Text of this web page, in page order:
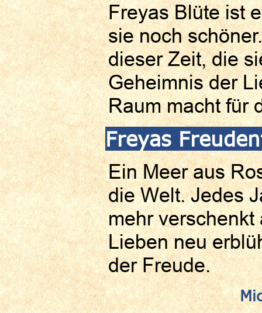
Freyas Blüte ist
sie noch
dieser Zeit, die
Geheimnis der
Raum macht für
Freyas
Ein Meer aus
die Welt. Jedes
mehr
Lieben neu
der Freude.